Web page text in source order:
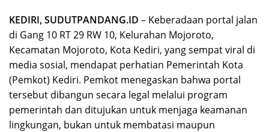
KEDIRI, SUDUTPANDANG.ID – Keberadaan portal jalan
di Gang 10 RT 29 RW 10, Kelurahan Mojoroto,
Kecamatan Mojoroto, Kota Kediri, yang sempat viral di
media sosial, mendapat perhatian Pemerintah Kota
(Pemkot) Kediri. Pemkot menegaskan bahwa portal
tersebut dibangun secara legal melalui program
pemerintah dan ditujukan untuk menjaga keamanan
lingkungan, bukan untuk membatasi maupun